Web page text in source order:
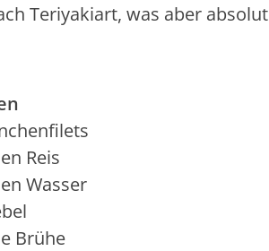
Teriyakiart, was aber absolut
Reis
Wasser
Brühe